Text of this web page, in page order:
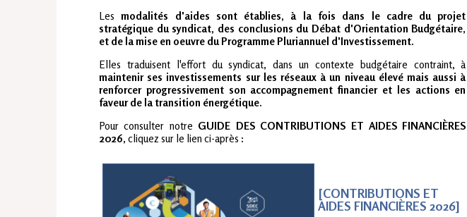
Lesmodalités d'aides sont établies, à la fois dans le cadre du projet
stratégique du syndicat, des conclusions du Débat d'Orientation Budgétaire,
et de la mise en oeuvre du Programme Pluriannuel d'Investissement.
Elles traduisent l'effort du syndicat, dans un contexte budgétaire contraint, à
maintenir ses investissements sur les réseaux à un niveau élevé mais aussi à
renforcer progressivement son accompagnement financier et les actions en
faveur de la transition énergétique.
Pour consulter notre GUIDE DES CONTRIBUTIONS ET AIDES FINANCIÈRES
2026, cliquez sur le lien ci-après :
[CONTRIBUTIONS ET
AIDES FINANCIÈRES 2026]